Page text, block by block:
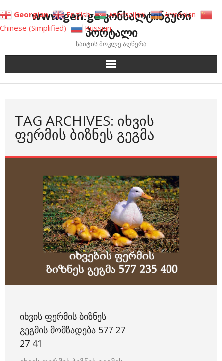
to
content
www.gen.ge კონსალტინგური
პორტალი
საიტის მოკლე აღწერა
TAG ARCHIVES: ᲘᲮᲕᲘᲡ
ᲤᲔᲠᲛᲘᲡ ᲑᲘᲖᲜᲔᲡ ᲒᲔᲒᲛᲐ
ᲘᲮᲕᲘᲡ ᲤᲔᲠᲛᲘᲡ ᲑᲘᲖᲜᲔᲡ
ᲒᲔᲒᲛᲘᲡ ᲛᲝᲛᲖᲐᲓᲔᲑᲐ 577 27
27 41
Georgian English Azerbaijani
Armenian
Chinese (Simplified)
Russian